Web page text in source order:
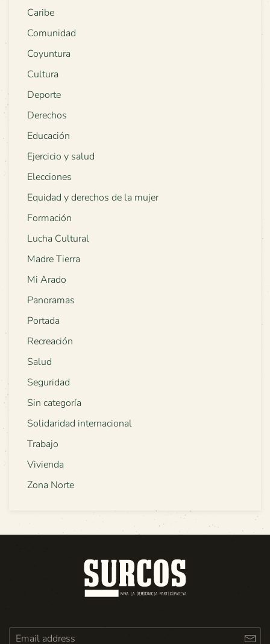
Caribe
Comunidad
Coyuntura
Cultura
Deporte
Derechos
Educación
Ejercicio y salud
Elecciones
Equidad y derechos de la mujer
Formación
Lucha Cultural
Madre Tierra
Mi Arado
Panoramas
Portada
Recreación
Salud
Seguridad
Sin categoría
Solidaridad internacional
Trabajo
Vivienda
Zona Norte